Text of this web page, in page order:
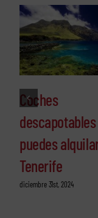
Coches
puedes
Tenerife
diciembre 31st, 2024